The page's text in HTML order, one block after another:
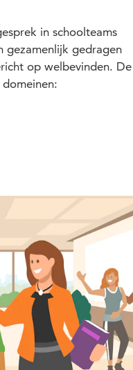
in schoolteams
gezamenlijk gedragen
op welbevinden. De